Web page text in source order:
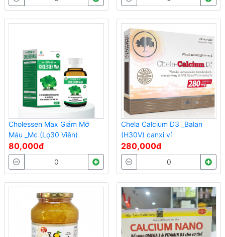
Cholessen Max Giảm Mỡ
Máu _Mc (Lọ30 Viên)
80,000đ
Chela Calcium D3 _Balan
(H30V) canxi vỉ
280,000đ